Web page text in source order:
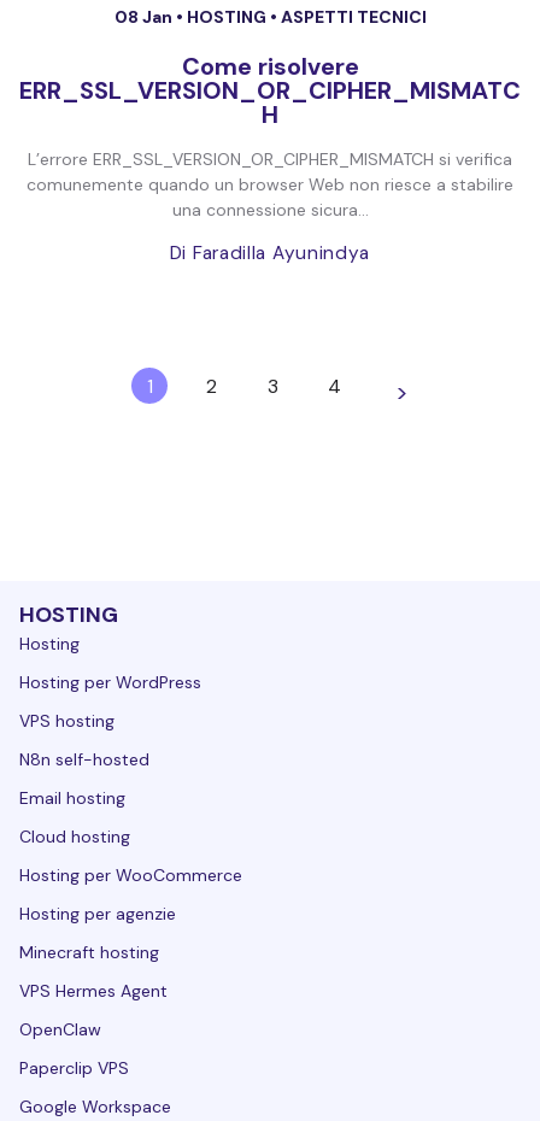
08 Jan • HOSTING • ASPETTI TECNICI
Come risolvere
ERR_SSL_VERSION_OR_CIPHER_MISMATC
H
L’errore ERR_SSL_VERSION_OR_CIPHER_MISMATCH si verifica
comunemente quando un browser Web non riesce a stabilire
una connessione sicura...
Di Faradilla Ayunindya
1 2 3 4 >
HOSTING
Hosting
Hosting per WordPress
VPS hosting
N8n self-hosted
Email hosting
Cloud hosting
Hosting per WooCommerce
Hosting per agenzie
Minecraft hosting
VPS Hermes Agent
OpenClaw
Paperclip VPS
Google Workspace